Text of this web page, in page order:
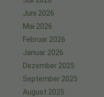
Juni 2026
Mai 2026
Februar 2026
Januar 2026
Dezember 2025
September 2025
August 2025